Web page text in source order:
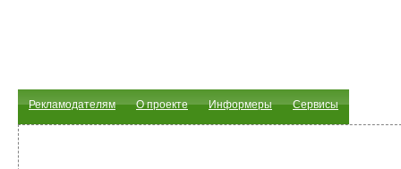
Рекламодателям О проекте Информеры Сервисы